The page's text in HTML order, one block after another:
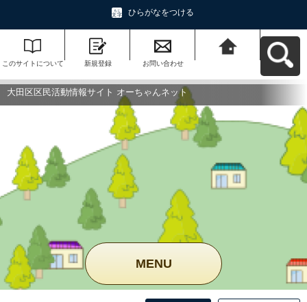
ひらがなをつける
このサイトについて 新規登録 お問い合わせ
ットへ戻る
大田区区民活動情報サイト オーちゃんネット
MENU